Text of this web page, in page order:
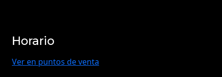
Horario
Ver en puntos de venta